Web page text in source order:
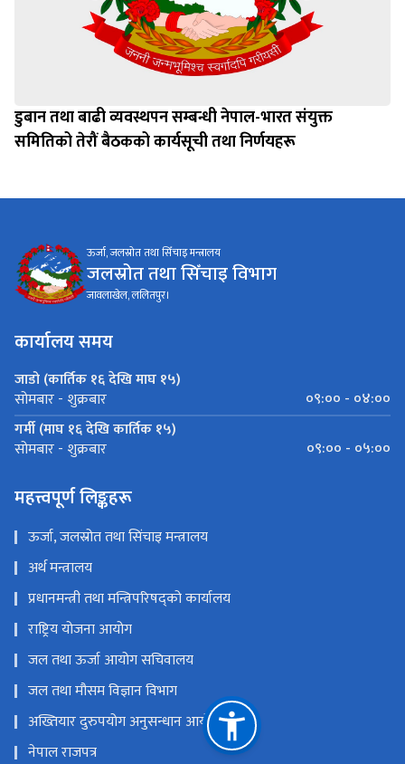
डुबान तथा बाढी व्यवस्थपन सम्बन्धी नेपाल-भारत संयुक्त
समितिको तेरौं बैठकको कार्यसूची तथा निर्णयहरू
ऊर्जा, जलस्रोत तथा सिँचाइ मन्त्रालय
जलस्रोत तथा सिँचाइ विभाग
जावलाखेल, ललितपुर।
कार्यालय समय
जाडो (कार्तिक १६ देखि माघ १५)
सोमबार - शुक्रबार
०९:०० - ०४:००
गर्मी (माघ १६ देखि कार्तिक १५)
सोमबार - शुक्रबार ०९:०० - ०५:००
महत्त्वपूर्ण लिङ्कहरू
ऊर्जा, जलस्रोत तथा सिंचाइ मन्त्रालय
अर्थ मन्त्रालय
प्रधानमन्त्री तथा मन्त्रिपरिषद्को कार्यालय
राष्ट्रिय योजना आयोग
जल तथा ऊर्जा आयोग सचिवालय
जल तथा मौसम विज्ञान विभाग
अख्तियार दुरुपयोग अनुसन्धान आयोग
नेपाल राजपत्र